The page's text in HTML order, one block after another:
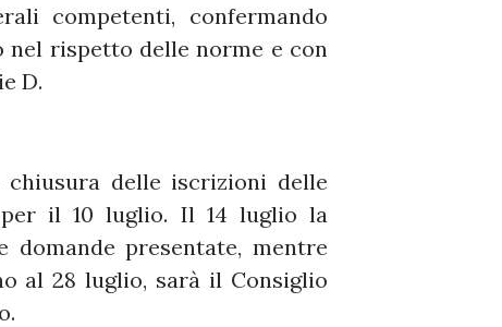
competenti, confermando
rispetto delle norme e con
D.
delle iscrizioni delle
il 10 luglio. Il 14 luglio la
domande presentate, mentre
al 28 luglio, sarà il Consiglio